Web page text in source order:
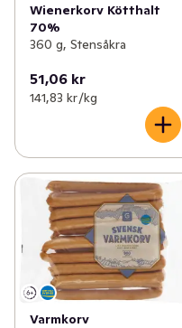
Wienerkorv Kötthalt
70%
360 g, Stensåkra
51,06 kr
141,83 kr /kg
Varmkorv